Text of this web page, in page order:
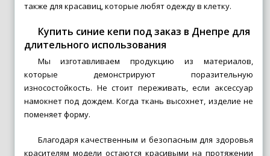
также для красавиц, которые любят одежду в клетку.
Купить синие кепи под заказ в Днепре для
длительного использования
Мы изготавливаем продукцию из материалов,
которые демонстрируют поразительную
износостойкость. Не стоит переживать, если аксессуар
намокнет под дождем. Когда ткань высохнет, изделие не
поменяет форму.
Благодаря качественным и безопасным для здоровья
красителям модели остаются красивыми на протяжении